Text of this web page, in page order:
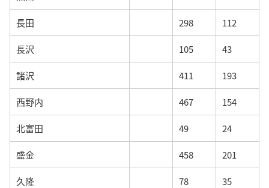
長田 298 112
長沢 105 43
諸沢 411 193
西野内 467 154
北富田 49 24
盛金 458 201
久隆 78 35